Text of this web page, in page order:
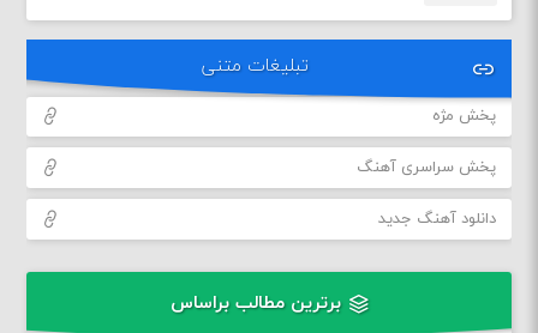
تبلیغات متنی
پخش مژه
پخش سراسری آهنگ
دانلود آهنگ جدید
برترین مطالب براساس